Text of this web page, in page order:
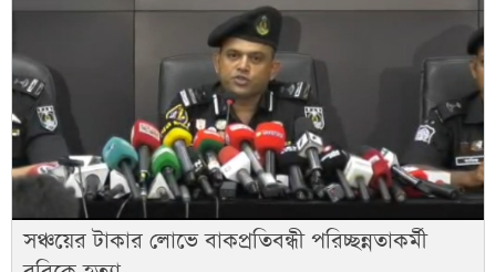
সঞ্চয়ের টাকার লোভে বাকপ্রতিবন্ধী পরিচ্ছন্নতাকর্মী